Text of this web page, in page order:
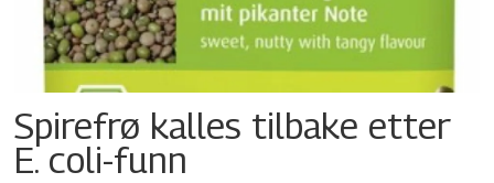
Spirefrø kalles tilbake etter
E. coli-funn